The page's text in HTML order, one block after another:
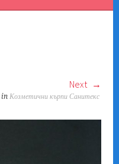
Next
inКозметични кърпи Санитекс